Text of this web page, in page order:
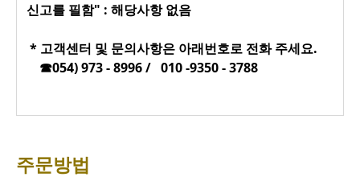
신고를 필함" : 해당사항 없음
* 고객센터 및 문의사항은 아래번호로 전화 주세요.
☎054) 973 - 8996 / 010 -9350 - 3788
주문방법